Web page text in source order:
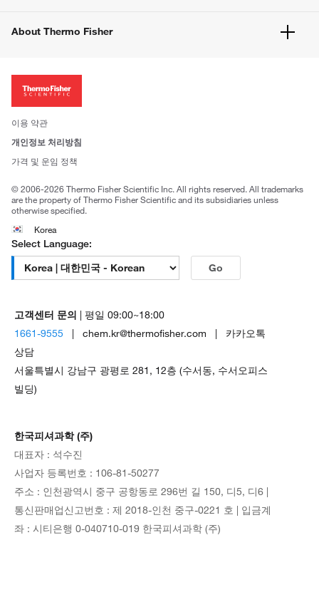
웹사이트 개선사항
About Thermo Fisher
투자자
사회적 책임
브랜드
이용 약관
개인정보 처리방침
가격 및 운임 정책
© 2006-2026 Thermo Fisher Scientific Inc. All rights reserved. All trademarks
are the property of Thermo Fisher Scientific and its subsidiaries unless
otherwise specified.
Korea
Select Language:
Go
고객센터 문의 | 평일 09:00~18:00
1661-9555 | chem.kr@thermofisher.com | 카카오톡
상담
서울특별시 강남구 광평로 281, 12층 (수서동, 수서오피스
빌딩)
한국피셔과학 (주)
대표자 : 석수진
사업자 등록번호 : 106-81-50277
주소 : 인천광역시 중구 공항동로 296번 길 150, 디5, 디6 |
통신판매업신고번호 : 제 2018-인천 중구-0221 호 | 입금계
좌 : 시티은행 0-040710-019 한국피셔과학 (주)